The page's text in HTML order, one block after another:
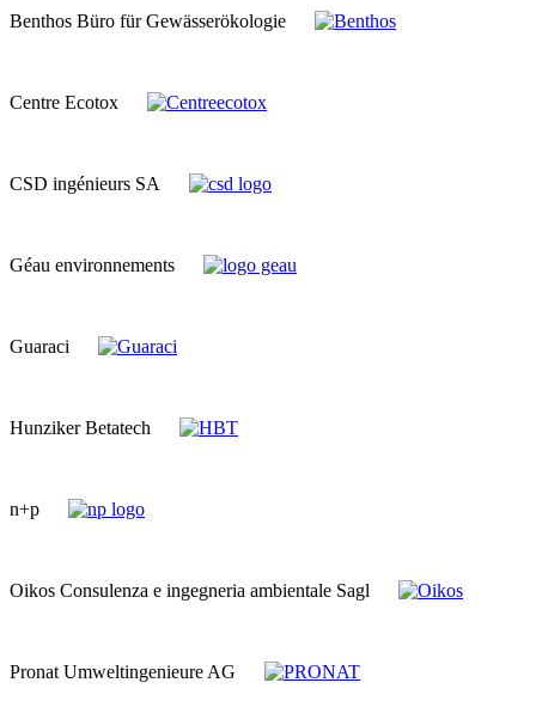
Benthos Büro für Gewässerökologie
Centre Ecotox
CSD ingénieurs SA
Géau environnements
Guaraci
Hunziker Betatech
n+p
Oikos Consulenza e ingegneria ambientale Sagl
Pronat Umweltingenieure AG